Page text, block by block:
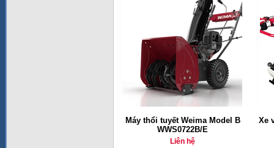
Máy thổi tuyết Weima Model B
WWS0722B/E
Liên hệ
Xe